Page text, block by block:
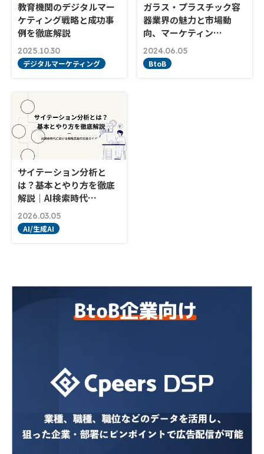
教育機関のデジタルマー
ケティング戦略と成功事
例を徹底解説
2025.10.30
デジタルマーケティング
ガラス・プラスチック容
器業界の魅力と市場動
向、マーケティン…
2024.06.05
BtoB
サイテーション分析と
は？基本とやり方を徹底
解説｜AI検索時代…
2026.03.05
AI/生成AI